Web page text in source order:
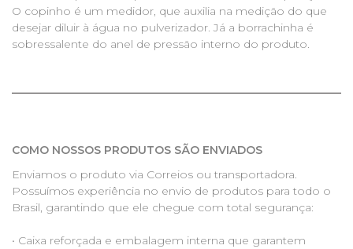
O copinho é um medidor, que auxilia na medição do que
desejar diluir à água no pulverizador. Já a borrachinha é
sobressalente do anel de pressão interno do produto.
COMO NOSSOS PRODUTOS SÃO ENVIADOS
Enviamos o produto via Correios ou transportadora.
Possuímos experiência no envio de produtos para todo o
Brasil, garantindo que ele chegue com total segurança:
• Caixa reforçada e embalagem interna que garantem